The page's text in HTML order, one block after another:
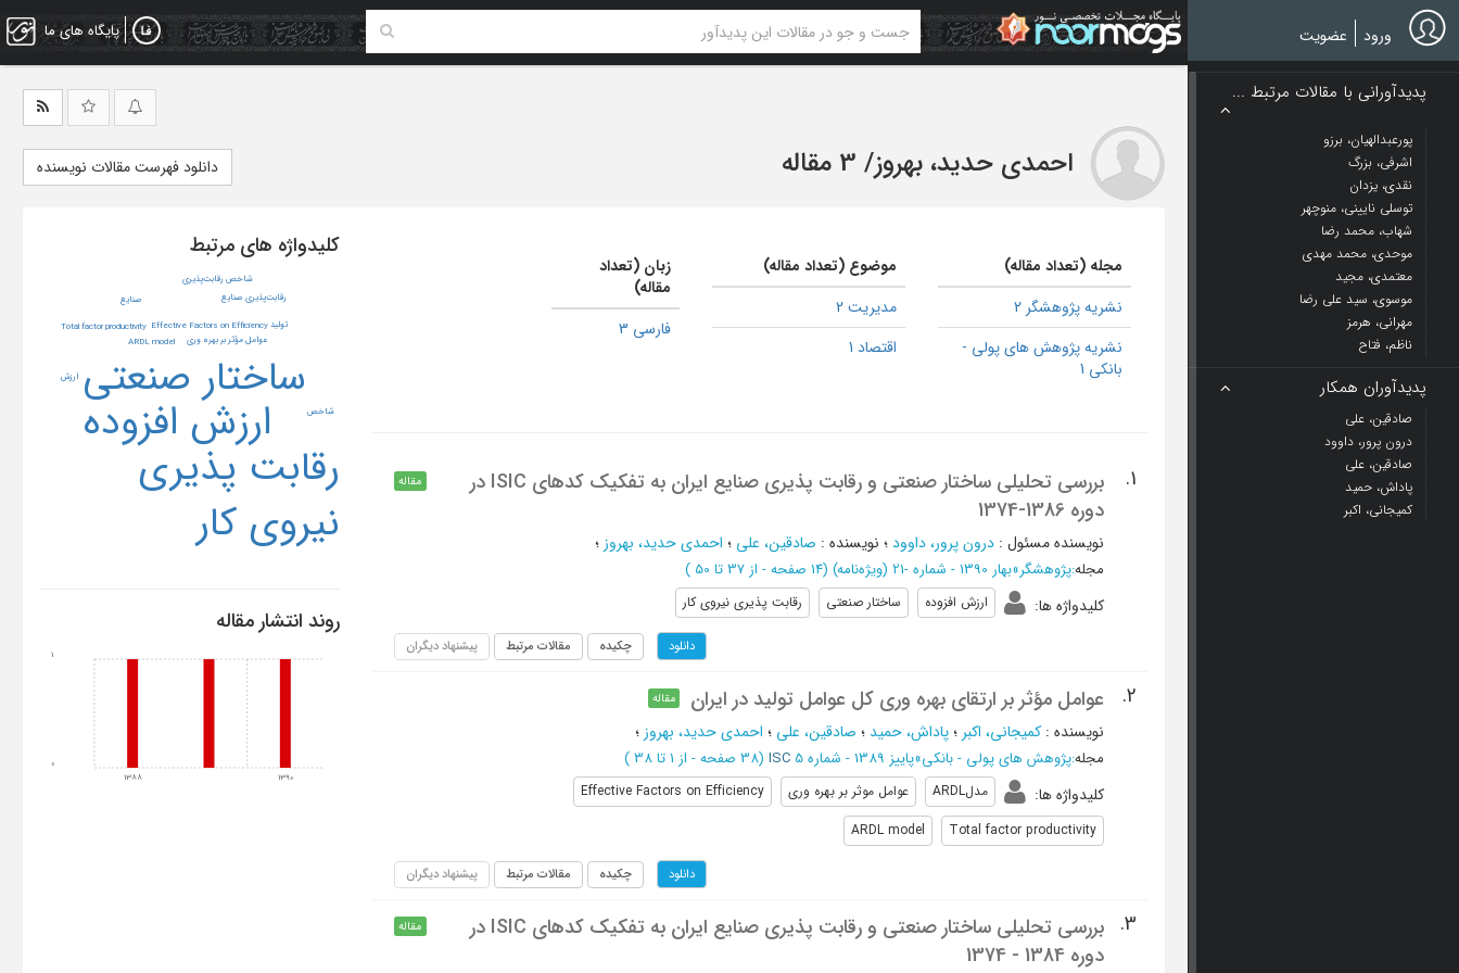
Skip
to
main
پایگاه های ما ورود عضویت
پدیدآورانی با مقالات مرتبط ...
پورعبدالهیان، برزو
اشرفی، بزرگ
نقدی، یزدان
توسلی نایینی، منوچهر
شهاب، محمد رضا
موحدی، محمد مهدی
معتمدی، مجید
موسوی، سید علی رضا
مهرانی، هرمز
ناظم، فتاح
پدیدآوران همکار
صادقین، علی
درون پرور، داوود
صادقين، علي
پاداش، حمید
کمیجانی، اکبر
احمدی حدید، بهروز/ 3 مقاله دانلود فهرست مقالات نویسنده
مجله (تعداد مقاله)
نشریه پژوهشگر 2
نشریه پژوهش های پولی -
بانکی 1
موضوع (تعداد مقاله)
مدیریت 2
اقتصاد 1
زبان (تعداد
مقاله)
فارسی 3
1.
بررسی تحلیلی ساختار صنعتی و رقابت پذیری صنایع ایران به تفکیک کدهای ISIC در
دوره 1386-1374
مقاله
نویسنده مسئول : درون پرور، داوود؛ نویسنده : صادقين، علي ؛ احمدي حديد، بهروز ؛
مجله:پژوهشگر»بهار 1390 - شماره -21 (ویژه‌نامه) (‎14 صفحه - از 37 تا 50 )
کلیدواژه ها: ارزش افزوده ساختار صنعتی رقابت پذیری نیروی کار
دانلود چکیده مقالات مرتبط پیشنهاد دیگران
2. عوامل مؤثر بر ارتقای بهره وری کل عوامل تولید در ایران مقاله
نویسنده : کمیجانی، اکبر ؛پاداش، حمید ؛ صادقین، علی ؛ احمدی حدید، بهروز ؛
مجله:پژوهش های پولی - بانکی»پاییز 1389 - شماره 5 ISC (‎38 صفحه - از 1 تا 38 )
کلیدواژه ها: مدلARDL عوامل موثر بر بهره وری
Effective Factors on Efficiency
Total factor productivity
ARDL model
دانلود چکیده مقالات مرتبط پیشنهاد دیگران
3.
بررسی تحلیلی ساختار صنعتی و رقابت پذیری صنایع ایران به تفکیک کدهای ISIC در
دوره 1384 - 1374
مقاله
کلیدواژه های مرتبط
ارزش افزوده
رقابت پذیری
نیروی کار
ساختار صنعتی
ARDL model
Effective Factors on Efficiency
Total factor productivity
عوامل مؤثر بر بهره وری
ارزش
تولید
رقابت‌پذیری صنایع
شاخص
شاخص رقابت‌پذیری
صنایع
روند انتشار مقاله
1388 1390
0
1